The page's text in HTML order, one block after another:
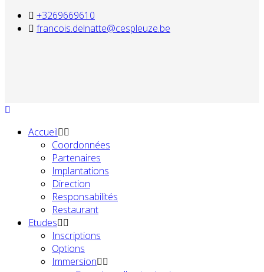
+3269669610
francois.delnatte@cespleuze.be
Accueil
Coordonnées
Partenaires
Implantations
Direction
Responsabilités
Restaurant
Etudes
Inscriptions
Options
Immersion